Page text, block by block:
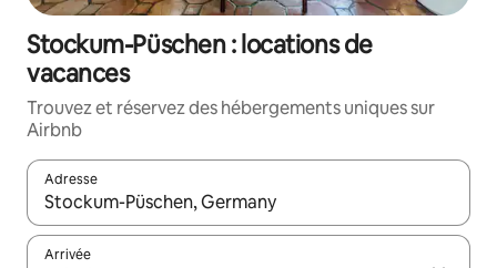
Stockum-Püschen : locations de
vacances
Trouvez et réservez des hébergements uniques sur
Airbnb
Adresse
Lorsque les résultats s'affichent, utilisez les flèches vers le
Arrivée